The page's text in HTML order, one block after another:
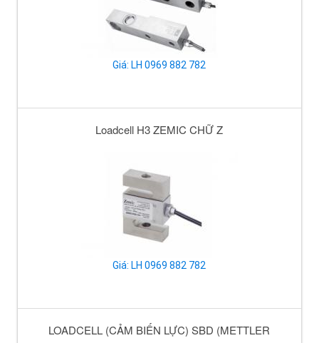
Giá: LH 0969 882 782
Loadcell H3 ZEMIC CHỮ Z
Giá: LH 0969 882 782
LOADCELL (CẢM BIẾN LỰC) SBD (METTLER